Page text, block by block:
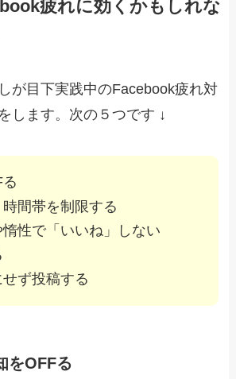
疲れに効くかもしれな
が目下実践中のFacebook疲れ対
します。次の５つです ↓
間帯を制限する
性で「いいね」しない
ず投稿する
をOFFる